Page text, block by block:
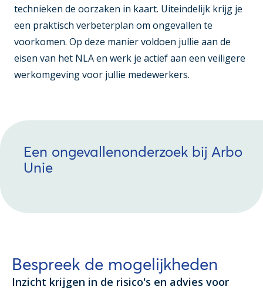
technieken de oorzaken in kaart. Uiteindelijk krijg je
een praktisch verbeterplan om ongevallen te
voorkomen. Op deze manier voldoen jullie aan de
eisen van het NLA en werk je actief aan een veiligere
werkomgeving voor jullie medewerkers.
Een ongevallenonderzoek bij Arbo
Unie
Bespreek de mogelijkheden
Inzicht krijgen in de risico's en advies voor